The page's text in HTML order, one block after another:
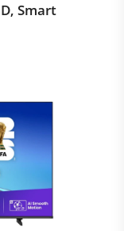
Smart